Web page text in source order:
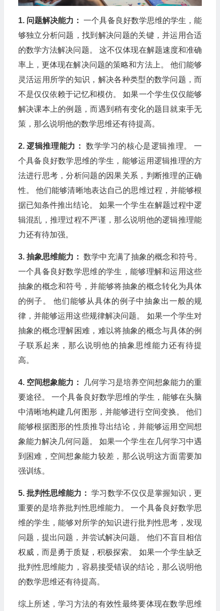
1. 问题解决能力： 一个具备良好数学思维的学生，能
够独立分析问题，找到解决问题的关键，并运用合适
的数学方法解决问题。 这不仅体现在解题速度和准确
率上，更体现在解决问题的策略和方法上。 他们能够
灵活运用所学的知识，解决各种类型的数学问题，而
不是仅仅依赖于记忆和模仿。 如果一个学生仅仅能够
解决课本上的例题，而遇到稍有变化的题目就束手无
策，那么说明他的数学思维还有待提高。
2. 逻辑推理能力：
数学学习的核心是逻辑推理。 一
个具备良好数学思维的学生，能够运用逻辑推理的方
法进行思考，分析问题的因果关系，判断推理的正确
性。 他们能够清晰地表达自己的思维过程，并能够根
据已知条件推出结论。 如果一个学生在解题过程中逻
辑混乱，推理过程不严谨，那么说明他的逻辑推理能
力还有待加强。
3. 抽象思维能力： 数学中充满了抽象的概念和符号。
一个具备良好数学思维的学生，能够理解和运用这些
抽象的概念和符号，并能够将抽象的概念转化为具体
的例子。 他们能够从具体的例子中抽象出一般的规
律，并能够运用这些规律解决问题。 如果一个学生对
抽象的概念理解困难，难以将抽象的概念与具体的例
子联系起来，那么说明他的抽象思维能力还有待提
高。
4. 空间想象能力：
几何学习是培养空间想象能力的重
要途径。 一个具备良好数学思维的学生，能够在头脑
中清晰地构建几何图形，并能够进行空间变换。 他们
能够根据图形的性质推导出结论，并能够运用空间想
象能力解决几何问题。 如果一个学生在几何学习中遇
到困难，空间想象能力较差，那么说明这方面需要加
强训练。
5. 批判性思维能力： 学习数学不仅仅是掌握知识，更
重要的是培养批判性思维能力。 一个具备良好数学思
维的学生，能够对所学的知识进行批判性思考，发现
问题，提出问题，并尝试解决问题。 他们不盲目相信
权威，而是勇于质疑，积极探索。 如果一个学生缺乏
批判性思维能力，容易接受错误的结论，那么说明他
的数学思维还有待提高。
综上所述，学习方法的有效性最终要体现在数学思维